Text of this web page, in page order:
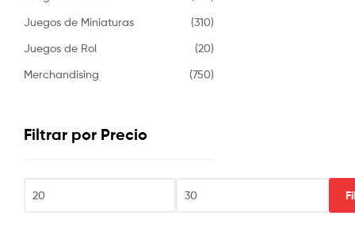
Juegos de Miniaturas
(310)
Juegos de Rol
(20)
Merchandising
(750)
Filtrar por Precio